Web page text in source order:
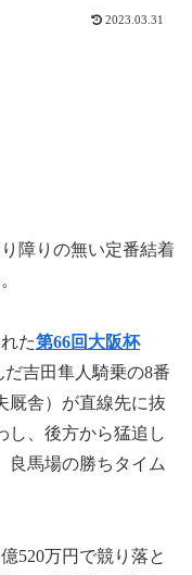
2023.03.31
障りの無い定番結着
た第66回大阪杯
吉田隼人騎乗の8番
厩舎）が直線先に抜
し、後方から猛追し
良馬場の勝ちタイム
520万円で競り落と